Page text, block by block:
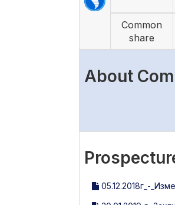
Common
share
About
05.12.2018г_-